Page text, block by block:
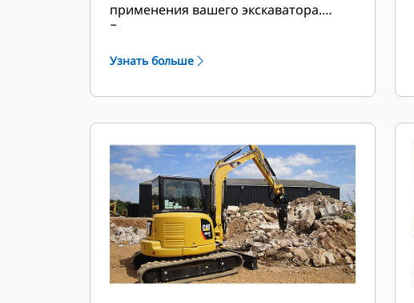
применения вашего экскаватора.
Ваша машина становится
навесного оборудования. Устройство
промышленным стандартом. За
последние 40 лет было продано более
50 000 единиц. Устройство может
устанавливаться на машинах разных
классов и совместимо с более чем 700
видами машин, как производства Cat,
так и других марок.
Узнать больше